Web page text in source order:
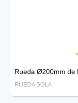
Rueda Ø200mm de
RUEDA SOLA